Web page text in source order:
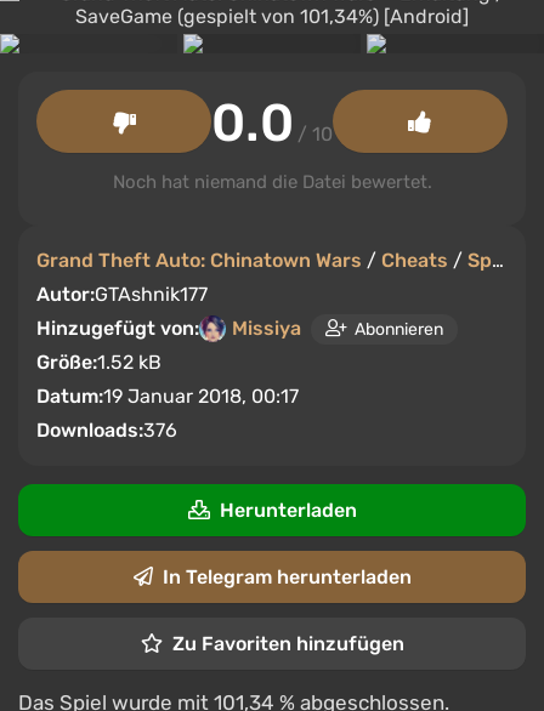
Grand Theft Auto: Chinatown Wars / Cheats / Speicherstände
Autor:GTAshnik177
Hinzugefügt von:
Missiya Abonnieren
Größe:1.52 kB
Datum:19 Januar 2018, 00:17
Downloads:376
0.0 / 10
Noch hat niemand die Datei bewertet.
Herunterladen
In Telegram herunterladen
Zu Favoriten hinzufügen
Das Spiel wurde mit 101,34 % abgeschlossen.